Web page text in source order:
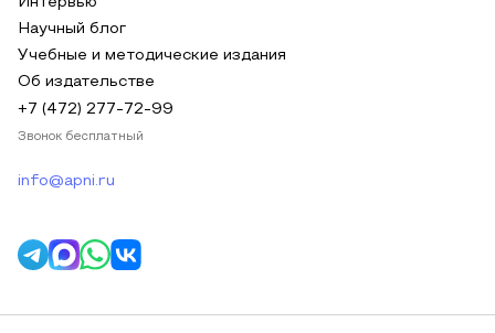
Интервью
Научный блог
Учебные и методические издания
Об издательстве
+7 (472) 277-72-99
Звонок бесплатный
info@apni.ru